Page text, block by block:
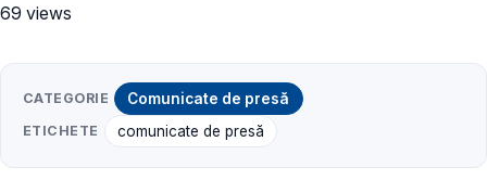
69 views
CATEGORIE Comunicate de presă
ETICHETE comunicate de presă